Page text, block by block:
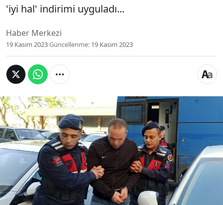
'iyi hal' indirimi uyguladı...
Haber Merkezi
19 Kasım 2023Güncellenme: 19 Kasım 2023
Zonguldak'ta 3 yıl önce 6 ve 7 yaşlarında olan 2
erkek çocuğuna cinsel istismarda bulunduğu
suçlamasıyla tutuklu yargılanan Necmi K. (22)
36 yıl 4 ay hapis cezasına çarptırıldı. Mahkeme
Necmi K.'nin cezasında 'iyi hal' indirimi
uyguladı...